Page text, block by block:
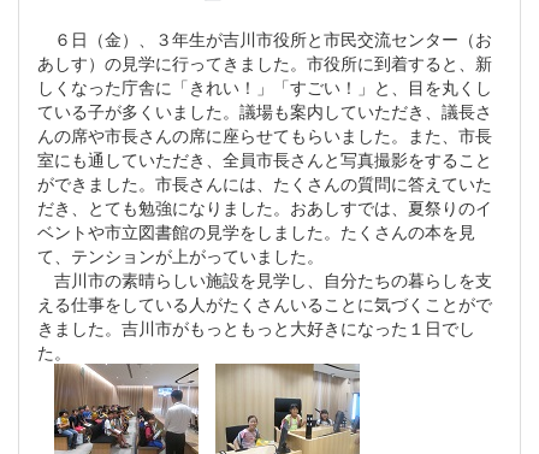
６日（金）、３年生が吉川市役所と市民交流センター（お
あしす）の見学に行ってきました。市役所に到着すると、新
しくなった庁舎に「きれい！」「すごい！」と、目を丸くし
ている子が多くいました。議場も案内していただき、議長さ
んの席や市長さんの席に座らせてもらいました。また、市長
室にも通していただき、全員市長さんと写真撮影をすること
ができました。市長さんには、たくさんの質問に答えていた
だき、とても勉強になりました。おあしすでは、夏祭りのイ
ベントや市立図書館の見学をしました。たくさんの本を見
て、テンションが上がっていました。
吉川市の素晴らしい施設を見学し、自分たちの暮らしを支
える仕事をしている人がたくさんいることに気づくことがで
きました。吉川市がもっともっと大好きになった１日でし
た。